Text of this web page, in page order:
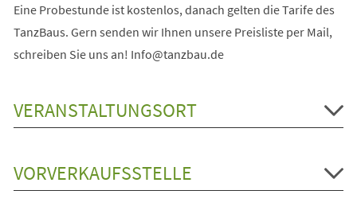
Eine Probestunde ist kostenlos, danach gelten die Tarife des
TanzBaus. Gern senden wir Ihnen unsere Preisliste per Mail,
schreiben Sie uns an! Info@tanzbau.de
VERANSTALTUNGSORT
VORVERKAUFSSTELLE